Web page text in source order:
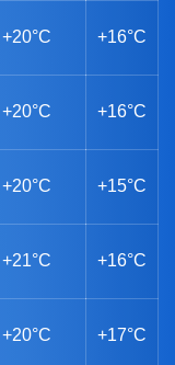
+20°C +16°C
+20°C +16°C
+20°C +15°C
+21°C +16°C
+20°C +17°C